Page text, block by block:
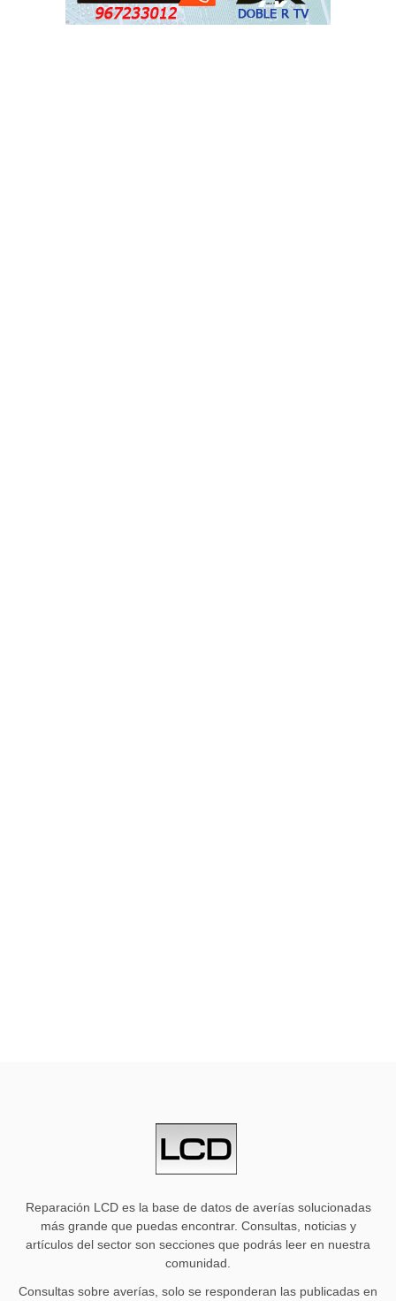
Reparación LCD es la base de datos de averías solucionadas
más grande que puedas encontrar. Consultas, noticias y
artículos del sector son secciones que podrás leer en nuestra
comunidad.
Consultas sobre averías, solo se responderan las publicadas en